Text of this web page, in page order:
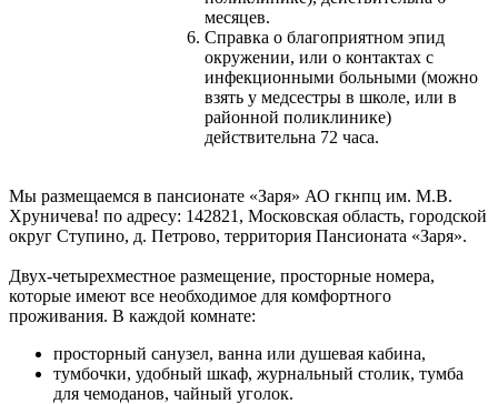
месяцев.
Справка о благоприятном эпид
окружении, или о контактах с
инфекционными больными (можно
взять у медсестры в школе, или в
районной поликлинике)
действительна 72 часа.
Мы размещаемся в пансионате «Заря» АО гкнпц им. М.В.
Хруничева! по адресу: 142821, Московская область, городской
округ Ступино, д. Петрово, территория Пансионата «Заря».
Двух-четырехместное размещение, просторные номера,
которые имеют все необходимое для комфортного
проживания. В каждой комнате:
просторный санузел, ванна или душевая кабина,
тумбочки, удобный шкаф, журнальный столик, тумба
для чемоданов, чайный уголок.